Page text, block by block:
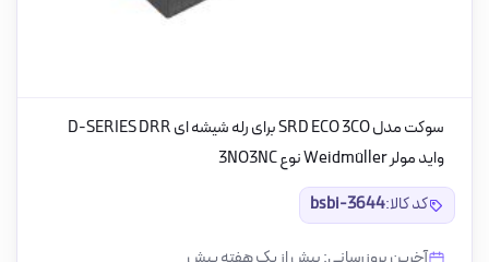
سوکت مدل SRD ECO 3CO برای رله شیشه ای D-SERIES DRR
واید مولر Weidmüller نوع 3NO3NC
کد کالا:bsbi-3644